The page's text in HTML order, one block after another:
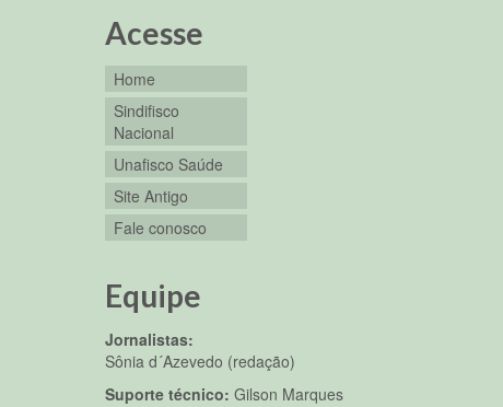
Acesse
Home
Sindifisco
Nacional
Unafisco Saúde
Site Antigo
Fale conosco
Equipe
Jornalistas:
Sônia d´Azevedo (redação)
Suporte técnico: Gilson Marques